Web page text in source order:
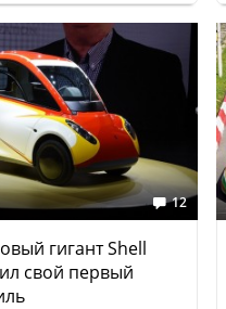
12
гигант Shell
свой первый